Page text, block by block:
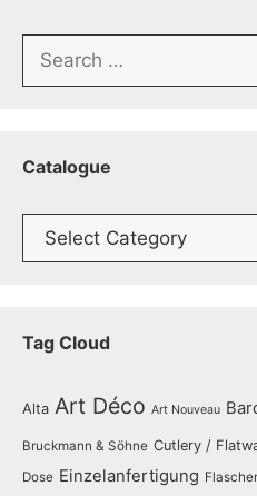
Search
Catalogue
Catalogue
Tag Cloud
Alta Art Déco Art Nouveau
Bruckmann & Söhne Cutlery /
Dose Einzelanfertigung